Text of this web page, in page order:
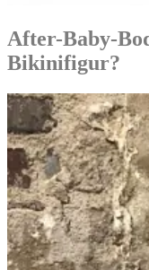
After-Baby-
Bikinifigur?